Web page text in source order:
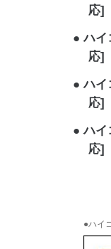
応]
ハイ
応]
ハイ
応]
ハイ
応]
●ハイ